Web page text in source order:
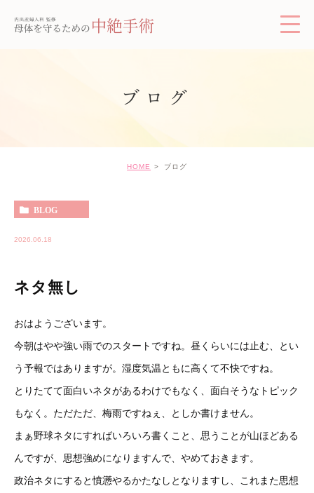
ブログ
HOME ブログ
BLOG
2026.06.18
ネタ無し
おはようございます。
今朝はやや強い雨でのスタートですね。昼くらいには止む、とい
う予報ではありますが。湿度気温ともに高くて不快ですね。
とりたてて面白いネタがあるわけでもなく、面白そうなトピック
もなく。ただただ、梅雨ですねぇ、としか書けません。
まぁ野球ネタにすればいろいろ書くこと、思うことが山ほどある
んですが、思想強めになりますんで、やめておきます。
政治ネタにすると憤懣やるかたなしとなりますし、これまた思想